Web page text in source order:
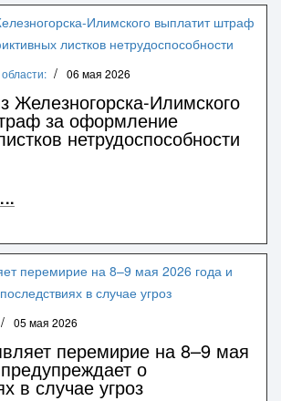
06 мая 2026
Железногорска-Илимского
за оформление
нетрудоспособности
05 мая 2026
перемирие на 8–9 мая
о
в случае угроз